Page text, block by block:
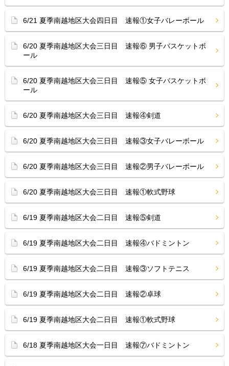
6/21 夏季南越地区大会四日目 速報①女子バレーボール
6/20 夏季南越地区大会三日目 速報⑥ 男子バスケットボ
ール
6/20 夏季南越地区大会三日目 速報⑤ 女子バスケットボ
ール
6/20 夏季南越地区大会三日目 速報④剣道
6/20 夏季南越地区大会三日目 速報③女子バレーボール
6/20 夏季南越地区大会三日目 速報②男子バレーボール
6/20 夏季南越地区大会三日目 速報①軟式野球
6/19 夏季南越地区大会二日目 速報⑤剣道
6/19 夏季南越地区大会二日目 速報④バドミントン
6/19 夏季南越地区大会二日目 速報③ソフトテニス
6/19 夏季南越地区大会二日目 速報②卓球
6/19 夏季南越地区大会二日目 速報①軟式野球
6/18 夏季南越地区大会一日目 速報⑦バドミントン